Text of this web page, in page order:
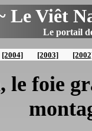
Le Viêt
Le portail
[2004] [2003]
le foie